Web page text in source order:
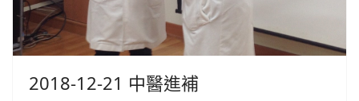
2018-12-21 中醫進補